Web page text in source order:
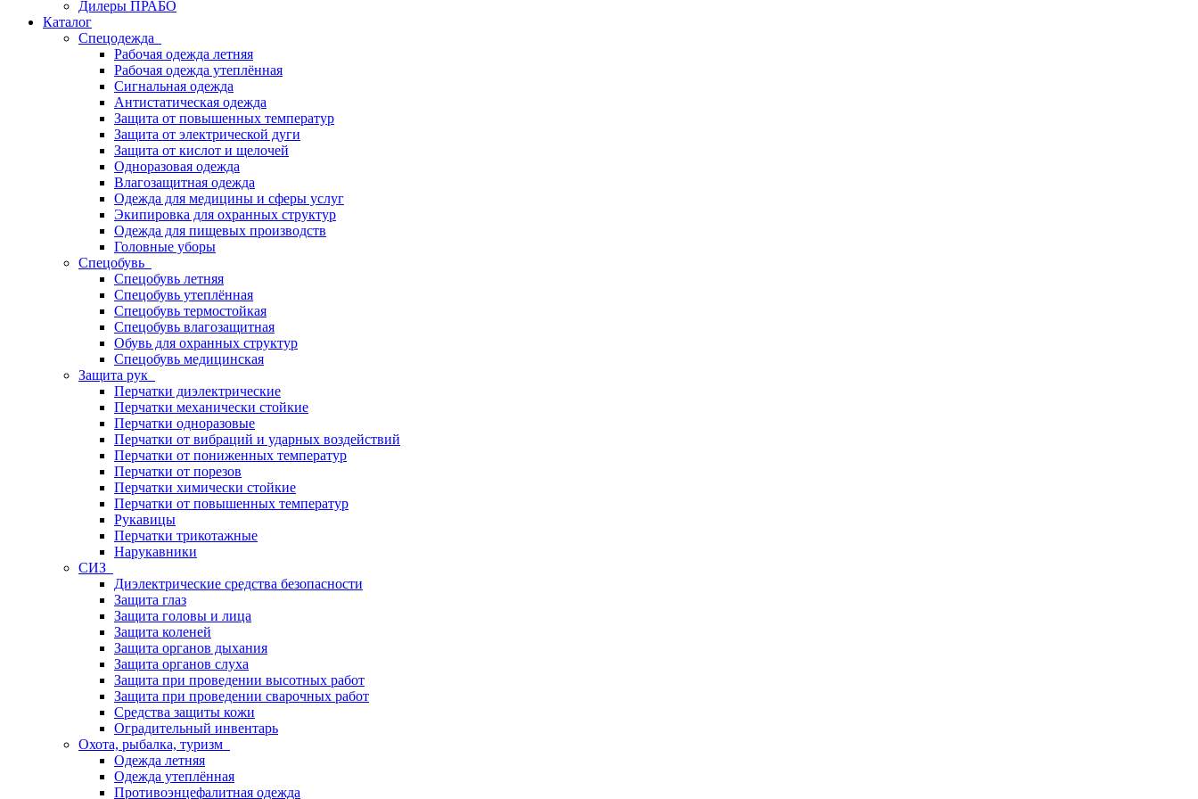
Дилеры ПРАБО
Каталог
Спецодежда
Рабочая одежда летняя
Рабочая одежда утеплённая
Сигнальная одежда
Антистатическая одежда
Защита от повышенных температур
Защита от электрической дуги
Защита от кислот и щелочей
Одноразовая одежда
Влагозащитная одежда
Одежда для медицины и сферы услуг
Экипировка для охранных структур
Одежда для пищевых производств
Головные уборы
Спецобувь
Спецобувь летняя
Спецобувь утеплённая
Спецобувь термостойкая
Спецобувь влагозащитная
Обувь для охранных структур
Спецобувь медицинская
Защита рук
Перчатки диэлектрические
Перчатки механически стойкие
Перчатки одноразовые
Перчатки от вибраций и ударных воздействий
Перчатки от пониженных температур
Перчатки от порезов
Перчатки химически стойкие
Перчатки от повышенных температур
Рукавицы
Перчатки трикотажные
Нарукавники
СИЗ
Диэлектрические средства безопасности
Защита глаз
Защита головы и лица
Защита коленей
Защита органов дыхания
Защита органов слуха
Защита при проведении высотных работ
Защита при проведении сварочных работ
Средства защиты кожи
Оградительный инвентарь
Охота, рыбалка, туризм
Одежда летняя
Одежда утеплённая
Противоэнцефалитная одежда